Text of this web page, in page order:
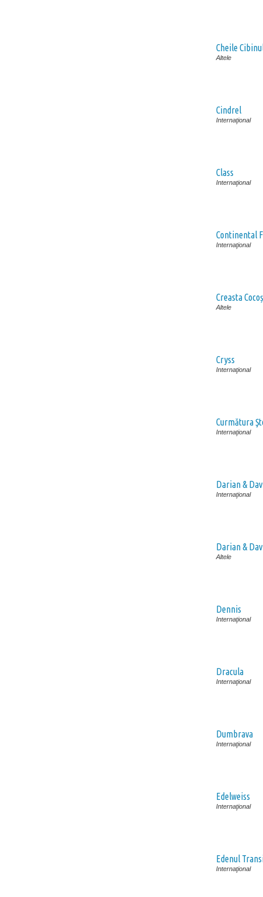
Cheile
Altele
Cindrel
Internaţional
Class
Internaţional
Continental
Internaţional
Creasta
Altele
Cryss
Internaţional
Curmătura
Internaţional
Darian &
Internaţional
Darian &
Altele
Dennis
Internaţional
Dracula
Internaţional
Dumbrava
Internaţional
Edelweiss
Internaţional
Edenul
Internaţional